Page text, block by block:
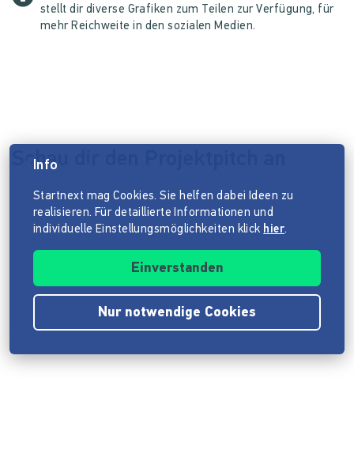
stellt dir diverse Grafiken zum Teilen zur Verfügung, für
mehr Reichweite in den sozialen Medien.
Schau dir den Projektpitch an
Datenschutzhinweis
Info
Startnext mag Cookies. Sie helfen dabei Ideen zu
realisieren. Für detaillierte Informationen und
individuelle Einstellungsmöglichkeiten klick hier.
Einverstanden
Nur notwendige Cookies